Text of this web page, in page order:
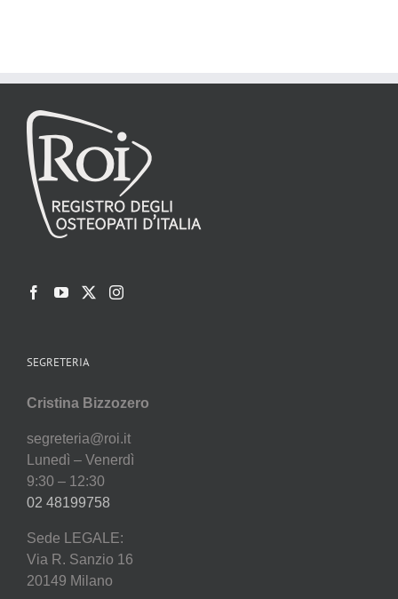
SEGRETERIA
Cristina Bizzozero
segreteria@roi.it
Lunedì – Venerdì
9:30 – 12:30
02 48199758
Sede LEGALE:
Via R. Sanzio 16
20149 Milano